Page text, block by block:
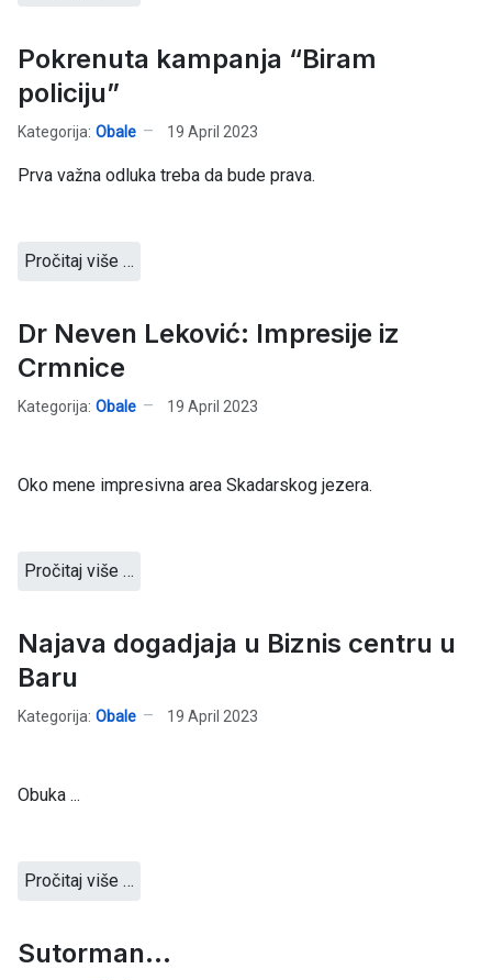
Pokrenuta kampanja “Biram
policiju”
Kategorija: Obale 19 April 2023
Prva važna odluka treba da bude prava.
Pročitaj više …
Dr Neven Leković: Impresije iz
Crmnice
Kategorija: Obale 19 April 2023
Oko mene impresivna area Skadarskog jezera.
Pročitaj više …
Najava dogadjaja u Biznis centru u
Baru
Kategorija: Obale 19 April 2023
Obuka ...
Pročitaj više …
Sutorman...